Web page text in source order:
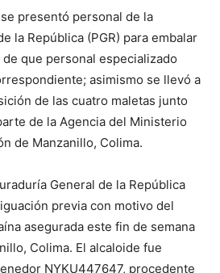
presentó personal de la
la República (PGR) para embalar
que personal especializado
asimismo se llevó a
de las cuatro maletas junto
de la Agencia del Ministerio
de Manzanillo, Colima.
General de la República
previa con motivo del
asegurada este fin de semana
Colima. El alcaloide fue
NYKU447647, procedente